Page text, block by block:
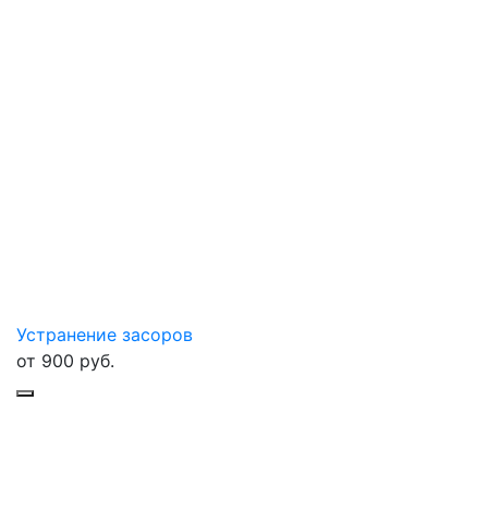
Устранение засоров
от 900 руб.